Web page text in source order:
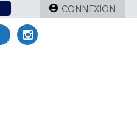
CONNEXION